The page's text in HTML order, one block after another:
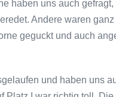
haben uns auch
Andere waren
geguckt und auch
und haben uns